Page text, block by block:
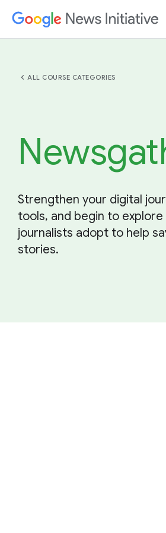
chevron_left ALL COURSE CATEGORIES
Strengthen your digital
tools, and begin to
journalists adopt to help
stories.